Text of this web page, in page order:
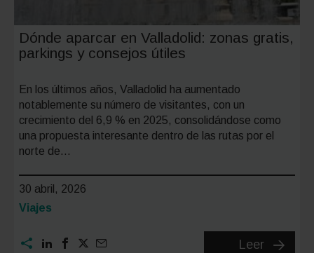
Dónde aparcar en Valladolid: zonas gratis,
parkings y consejos útiles
En los últimos años, Valladolid ha aumentado
notablemente su número de visitantes, con un
crecimiento del 6,9 % en 2025, consolidándose como
una propuesta interesante dentro de las rutas por el
norte de…
30 abril, 2026
Categoría:
Viajes
Leer
Dónde